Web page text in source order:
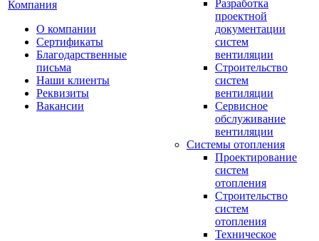
Компания
О компании
Сертификаты
Благодарственные
письма
Наши клиенты
Реквизиты
Вакансии
Разработка
проектной
документации
систем
вентиляции
Строительство
систем
вентиляции
Сервисное
обслуживание
вентиляции
Системы отопления
Проектирование
систем
отопления
Строительство
систем
отопления
Техническое